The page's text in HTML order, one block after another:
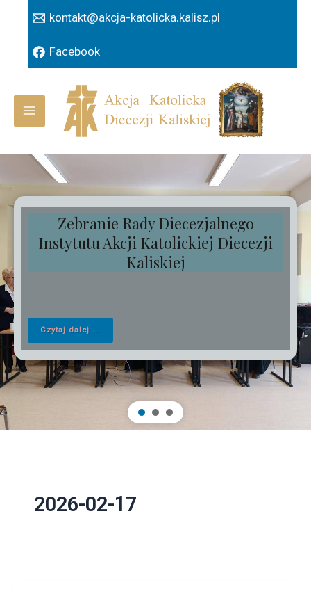
kontakt@akcja-katolicka.kalisz.pl
Facebook
Main
Menu
Zebranie Rady Diecezjalnego
Instytutu Akcji Katolickiej Diecezji
Kaliskiej
Czytaj dalej ...
2026-02-17